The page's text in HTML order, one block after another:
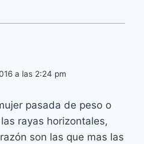
a las 2:24 pm
pasada de peso o
rayas horizontales,
son las que mas las